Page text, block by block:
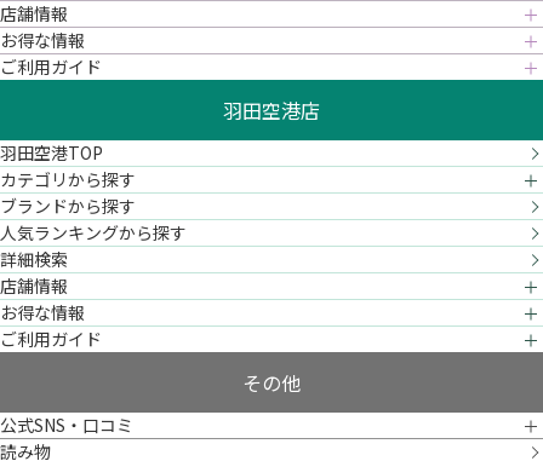
店舗情報
お得な情報
ご利用ガイド
羽田空港店
羽田空港TOP
カテゴリから探す
ブランドから探す
人気ランキングから探す
詳細検索
店舗情報
お得な情報
ご利用ガイド
その他
公式SNS・口コミ
読み物